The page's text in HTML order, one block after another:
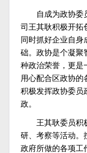
自成为政协委
司王其耿积极开拓
同时抓好企业自身
础。政协是个凝聚
种政治荣誉，更是
用心配合区政协的
积极发挥政协委员
政。
王其耿委员积
研、考察等活动。
政府所做的各项工